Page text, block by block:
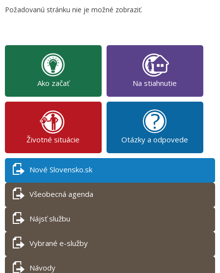
Požadovanú stránku nie je možné zobraziť.
Ako začať Na stiahnutie
Životné situácie Otázky a odpovede
Nové Slovensko.sk
Všeobecná agenda
Nájsť službu
Vybrané e-služby
Návody